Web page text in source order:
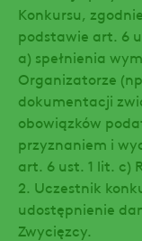
Konkursu,
podstawie art. 6
a) spełnienia
Organizatorze
dokumentacji
obowiązków
przyznaniem i
art. 6 ust. 1 lit. c)
2. Uczestnik
udostępnienie
Zwycięzcy.